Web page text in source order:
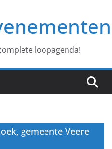
loopagenda!
gemeente Veere